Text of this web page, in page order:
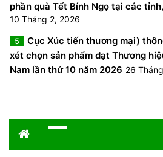
phần quà Tết Bính Ngọ tại các
10 Tháng 2, 2026
5
Cục Xúc tiến thương mại)
xét chọn sản phẩm đạt Thương
Nam lần thứ 10 năm 2026 26